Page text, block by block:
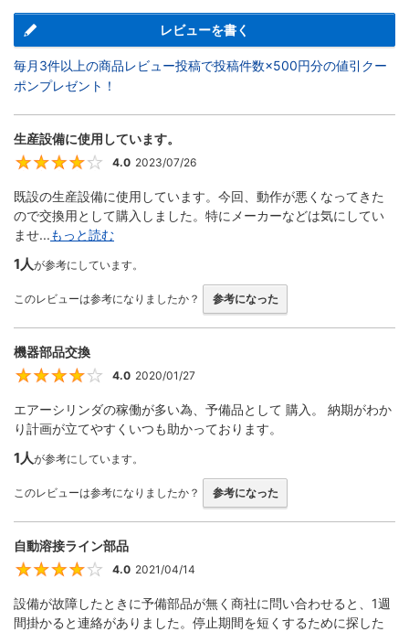
レビューを書く
毎月3件以上の商品レビュー投稿で投稿件数×500円分の値引クー
ポンプレゼント！
生産設備に使用しています。
4
4.0 2023/07/26
既設の生産設備に使用しています。今回、動作が悪くなってきた
ので交換用として購入しました。特にメーカーなどは気にしてい
ませ...もっと読む
1人が参考にしています。
このレビューは参考になりましたか？ 参考になった
機器部品交換
4
4.0 2020/01/27
エアーシリンダの稼働が多い為、予備品として 購入。 納期がわか
り計画が立てやすくいつも助かっております。
1人が参考にしています。
このレビューは参考になりましたか？ 参考になった
自動溶接ライン部品
4
4.0 2021/04/14
設備が故障したときに予備部品が無く商社に問い合わせると、1週
間掛かると連絡がありました。停止期間を短くするために探した